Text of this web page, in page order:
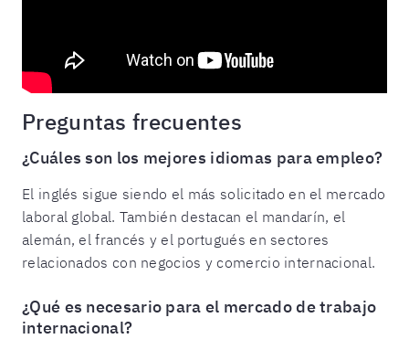
Preguntas frecuentes
¿Cuáles son los mejores idiomas para empleo?
El inglés sigue siendo el más solicitado en el mercado
laboral global. También destacan el mandarín, el
alemán, el francés y el portugués en sectores
relacionados con negocios y comercio internacional.
¿Qué es necesario para el mercado de trabajo
internacional?